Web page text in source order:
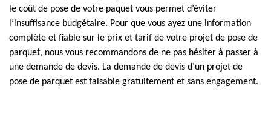
le coût de pose de votre paquet vous permet d’éviter
l’insuffisance budgétaire. Pour que vous ayez une information
complète et fiable sur le prix et tarif de votre projet de pose de
parquet, nous vous recommandons de ne pas hésiter à passer à
une demande de devis. La demande de devis d’un projet de
pose de parquet est faisable gratuitement et sans engagement.